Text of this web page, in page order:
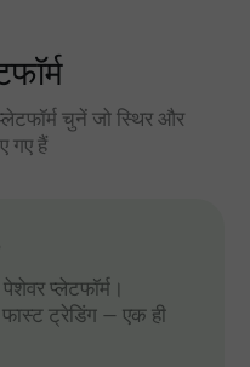
चुनें जो स्थिर और
गए हैं
प्लेटफॉर्म।
ट्रेडिंग — एक ही